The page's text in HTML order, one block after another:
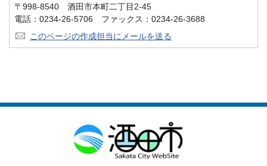
〒998-8540 酒田市本町二丁目2-45
電話：0234-26-5706 ファックス：0234-26-3688
このページの作成担当にメールを送る